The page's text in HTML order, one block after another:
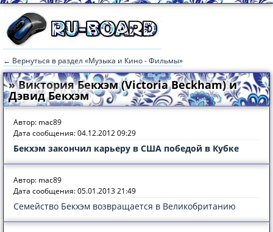
← Вернуться в раздел «Музыка и Кино - Фильмы»
» Виктория Бекхэм (Victoria Beckham) и
Дэвид Бекхэм
Автор: mac89
Дата сообщения: 04.12.2012 09:29
Бекхэм закончил карьеру в США победой в Кубке
Автор: mac89
Дата сообщения: 05.01.2013 21:49
Семейство Бекхэм возвращается в Великобританию